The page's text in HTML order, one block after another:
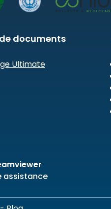
documents
Ultimate
assistance